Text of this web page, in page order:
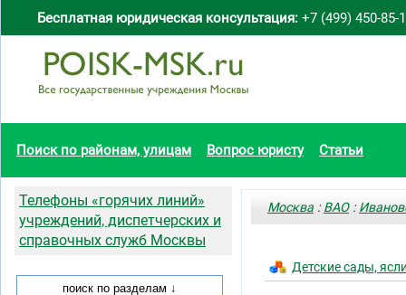
Бесплатная юридическая консультация: +7 (499) 450-85-
Поиск по районам, улицам Вопрос юристу Статьи
Москва :ВАО:
Детские сады,
Телефоны «горячих линий»
учреждений, диспетчерских и
справочных служб Москвы